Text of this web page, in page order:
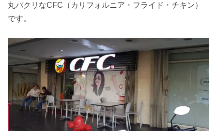
丸パクリなCFC（カリフォルニア・フライド・チキン）
です。